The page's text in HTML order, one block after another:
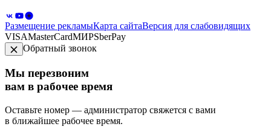
Размещение рекламыКарта сайтаВерсия для слабовидящих
VISAMasterCardМИРSberPay
Обратный звонок
Мы перезвоним
вам в рабочее время
Оставьте номер — администратор свяжется с вами
в ближайшее рабочее время.